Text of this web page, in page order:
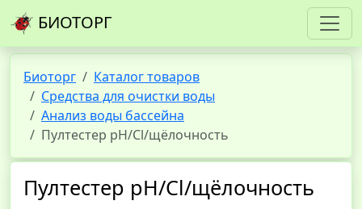
БИОТОРГ
Биоторг
Каталог товаров
Средства для очистки воды
Анализ воды бассейна
Пултестер pH/Cl/щёлочность
Пултестер pH/Cl/щёлочность